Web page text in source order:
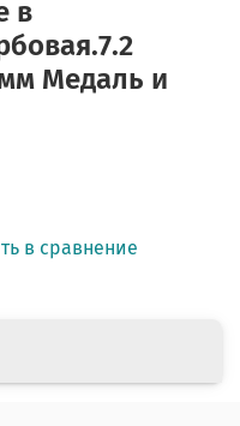
в
Медаль и
в сравнение